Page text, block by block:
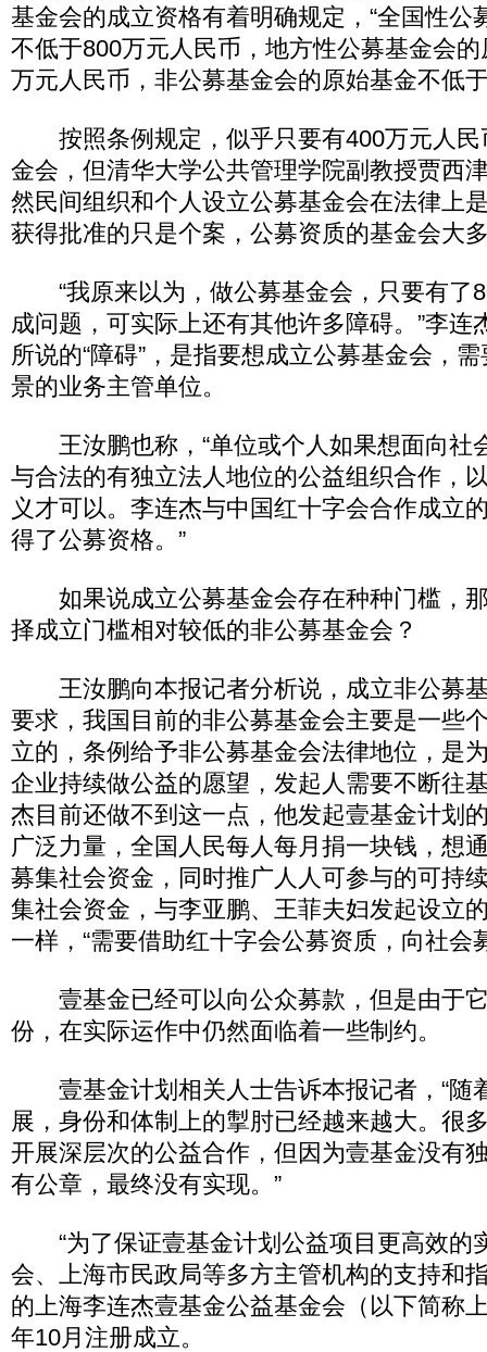
基金会的成立资格有着明确规定，“全国性公
不低于800万元人民币，地方性公募基金会
万元人民币，非公募基金会的原始基金不低
按照条例规定，似乎只要有400万元人民
金会，但清华大学公共管理学院副教授贾西
然民间组织和个人设立公募基金会在法律上
获得批准的只是个案，公募资质的基金会大
“我原来以为，做公募基金会，只要有了
成问题，可实际上还有其他许多障碍。”李连
所说的“障碍”，是指要想成立公募基金会，
景的业务主管单位。
王汝鹏也称，“单位或个人如果想面向社
与合法的有独立法人地位的公益组织合作，
义才可以。李连杰与中国红十字会合作成立
得了公募资格。”
如果说成立公募基金会存在种种门槛，
择成立门槛相对较低的非公募基金会？
王汝鹏向本报记者分析说，成立非公募
要求，我国目前的非公募基金会主要是一些
立的，条例给予非公募基金会法律地位，是
企业持续做公益的愿望，发起人需要不断往
杰目前还做不到这一点，他发起壹基金计划
广泛力量，全国人民每人每月捐一块钱，想
募集社会资金，同时推广人人可参与的可持
集社会资金，与李亚鹏、王菲夫妇发起设立
一样，“需要借助红十字会公募资质，向社会
壹基金已经可以向公众募款，但是由于
份，在实际运作中仍然面临着一些制约。
壹基金计划相关人士告诉本报记者，“随
展，身份和体制上的掣肘已经越来越大。很
开展深层次的公益合作，但因为壹基金没有
有公章，最终没有实现。”
“为了保证壹基金计划公益项目更高效的
会、上海市民政局等多方主管机构的支持和
的上海李连杰壹基金公益基金会（以下简称
年10月注册成立。